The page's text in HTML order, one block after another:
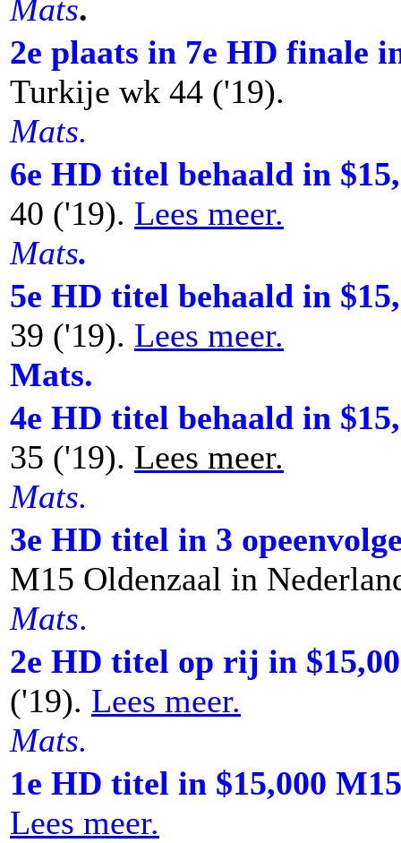
Mats.
2e plaats in 7e HD finale
Turkije wk 44 ('19).
Mats.
6e HD titel behaald in
40 ('19). Lees meer.
Mats.
5e HD titel behaald in
39 ('19). Lees meer.
Mats.
4e HD titel behaald in
35 ('19). Lees meer.
Mats.
3e HD titel in 3
M15 Oldenzaal in
Mats.
2e HD titel op rij in
('19). Lees meer.
Mats.
1e HD titel in $15,000
Lees meer.